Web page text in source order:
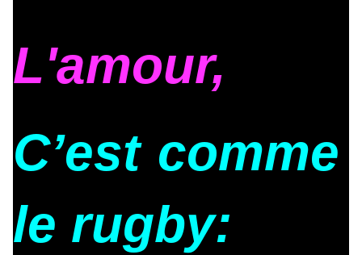
L'amour,
C’est comme
le rugby: